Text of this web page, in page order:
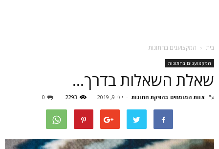
בית המקצוענים בחתונות
המקצוענים בחתונות
שאלת השאלות בדרך…
ע"י צוות המומחים בהפקת חתונות - יולי 9, 2019 2293
0